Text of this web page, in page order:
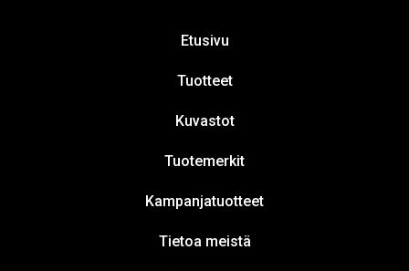
Etusivu
Tuotteet
Kuvastot
Tuotemerkit
Kampanjatuotteet
Tietoa meistä